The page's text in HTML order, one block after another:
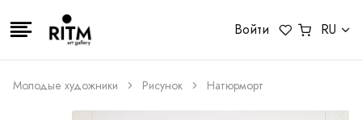
Войти RU
Молодые художники Рисунок Натюрморт